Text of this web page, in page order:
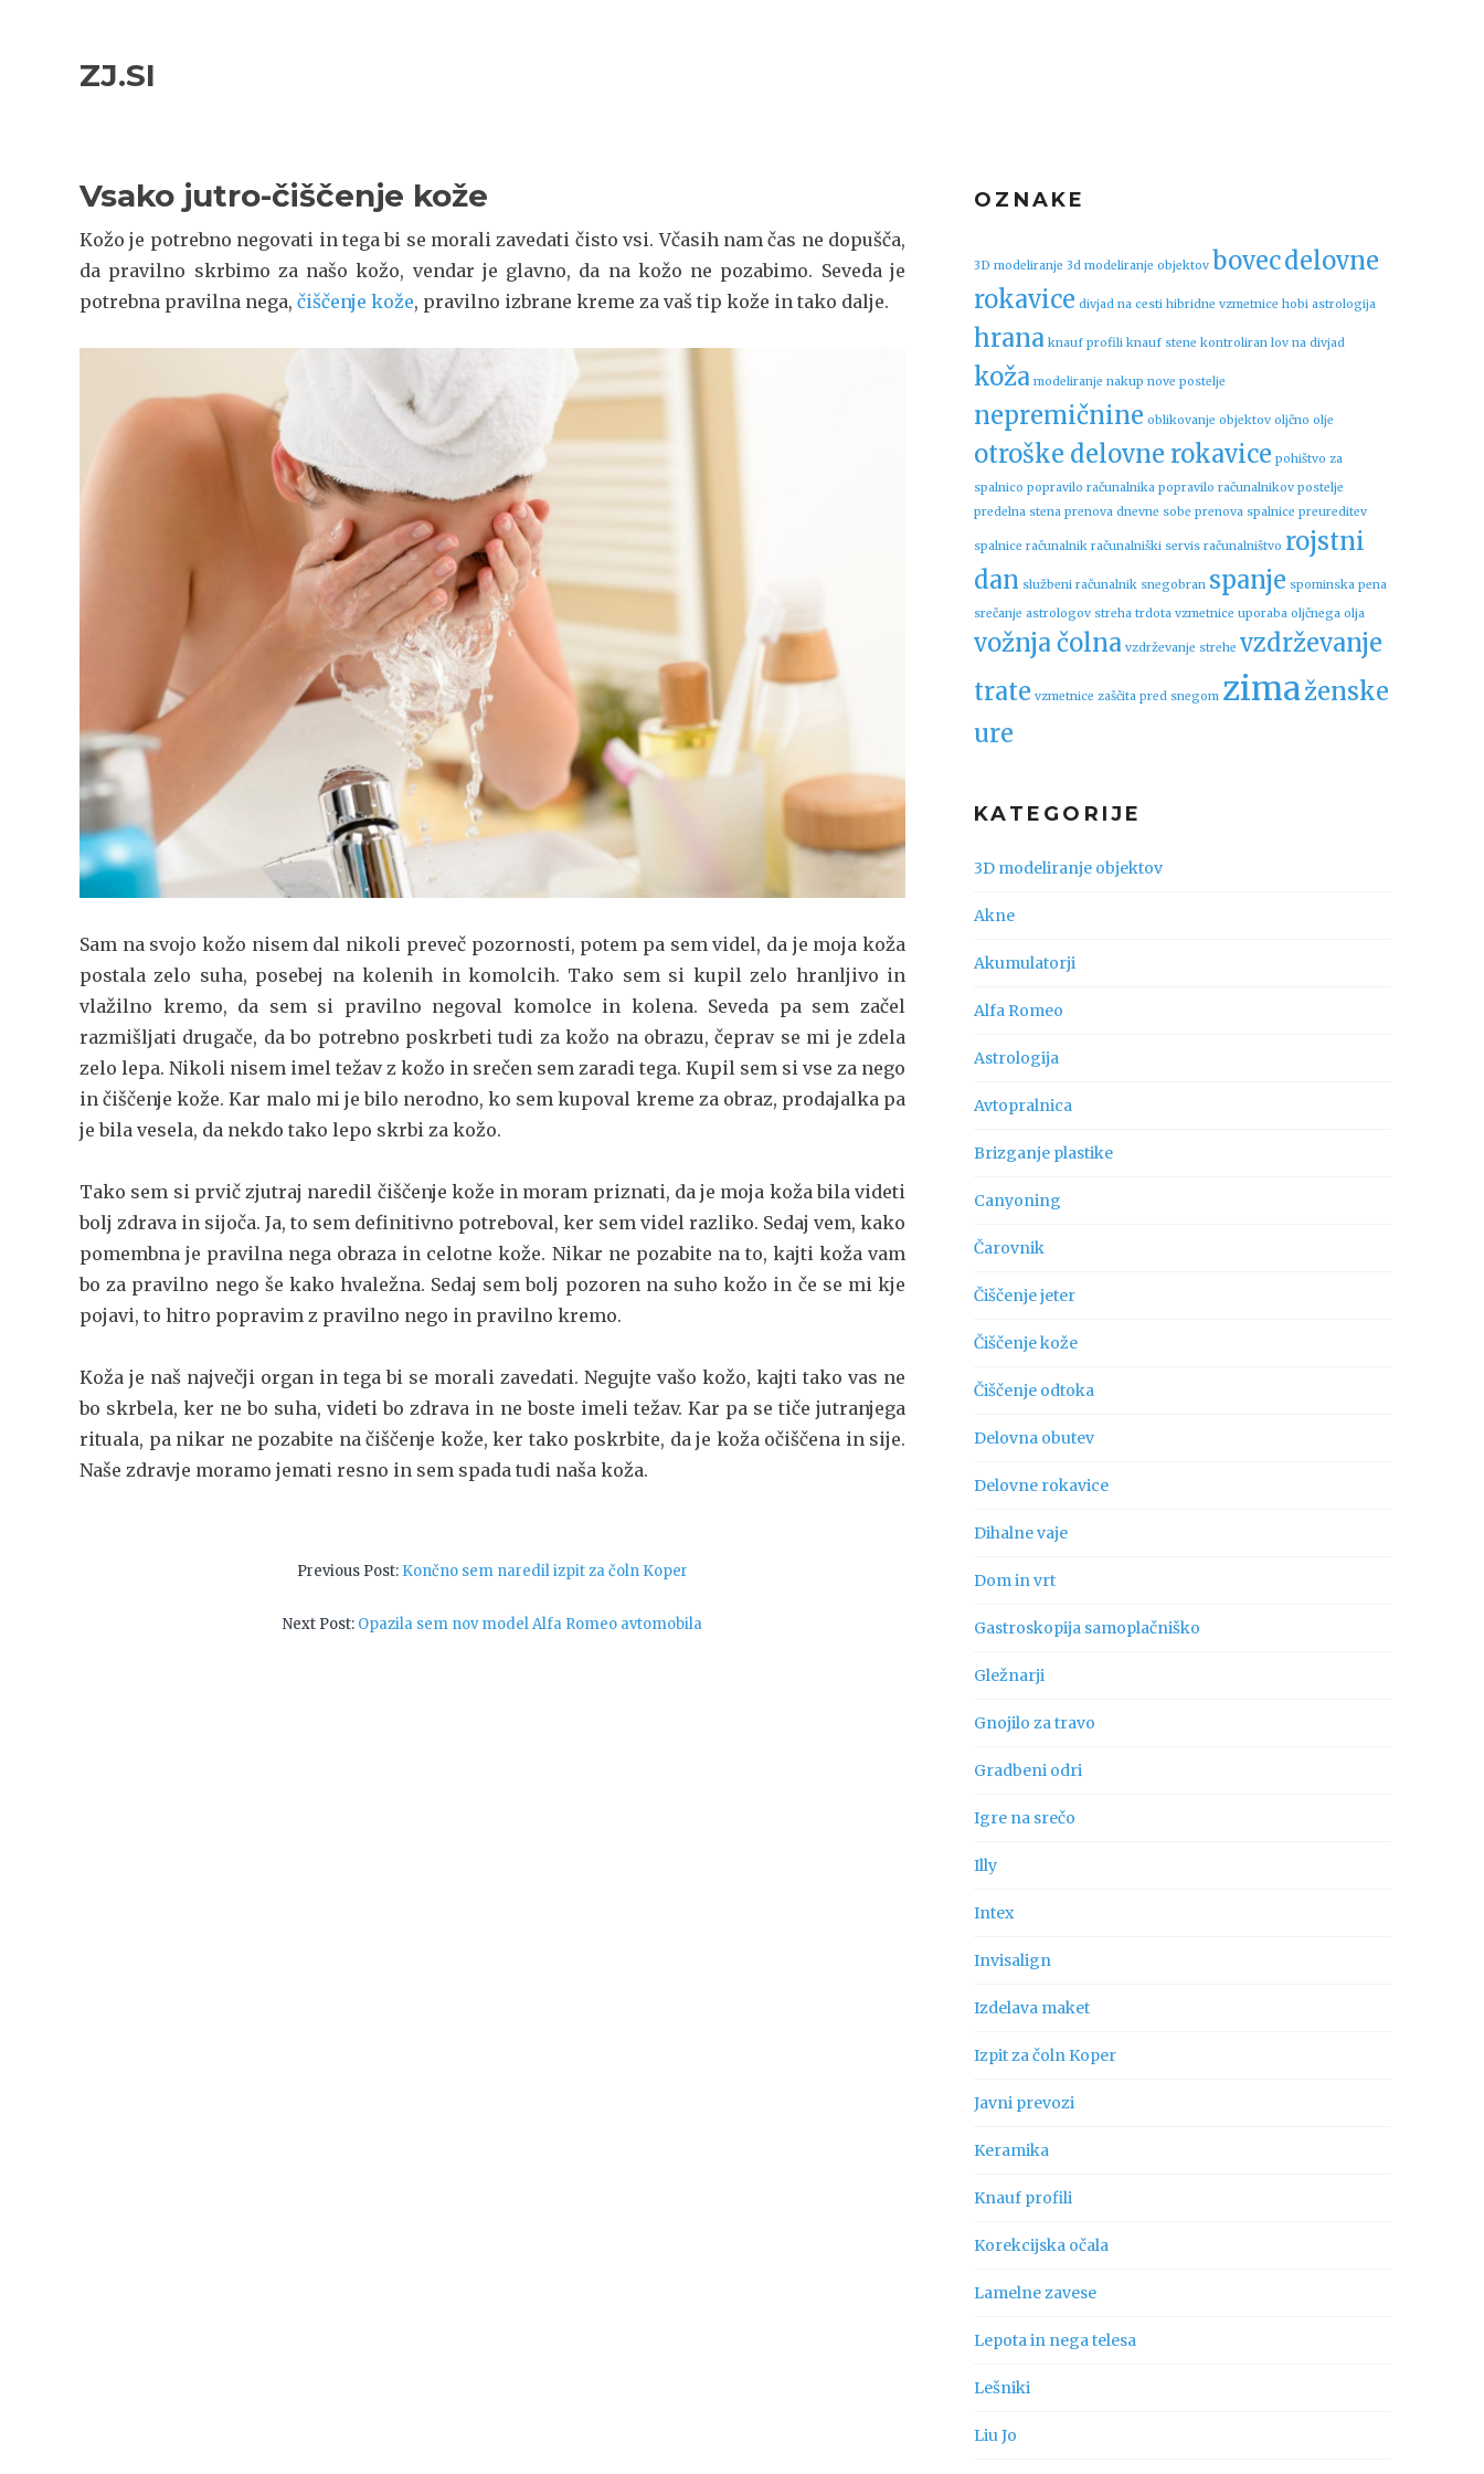
navigationZJ.SI
Vsako jutro-čiščenje kože
Kožo je potrebno negovati in tega bi se morali zavedati čisto vsi. Včasih nam čas ne dopušča,
da pravilno skrbimo za našo kožo, vendar je glavno, da na kožo ne pozabimo. Seveda je
potrebna pravilna nega, čiščenje kože, pravilno izbrane kreme za vaš tip kože in tako dalje.
Sam na svojo kožo nisem dal nikoli preveč pozornosti, potem pa sem videl, da je moja koža
postala zelo suha, posebej na kolenih in komolcih. Tako sem si kupil zelo hranljivo in
vlažilno kremo, da sem si pravilno negoval komolce in kolena. Seveda pa sem začel
razmišljati drugače, da bo potrebno poskrbeti tudi za kožo na obrazu, čeprav se mi je zdela
zelo lepa. Nikoli nisem imel težav z kožo in srečen sem zaradi tega. Kupil sem si vse za nego
in čiščenje kože. Kar malo mi je bilo nerodno, ko sem kupoval kreme za obraz, prodajalka pa
je bila vesela, da nekdo tako lepo skrbi za kožo.
Tako sem si prvič zjutraj naredil čiščenje kože in moram priznati, da je moja koža bila videti
bolj zdrava in sijoča. Ja, to sem definitivno potreboval, ker sem videl razliko. Sedaj vem, kako
pomembna je pravilna nega obraza in celotne kože. Nikar ne pozabite na to, kajti koža vam
bo za pravilno nego še kako hvaležna. Sedaj sem bolj pozoren na suho kožo in če se mi kje
pojavi, to hitro popravim z pravilno nego in pravilno kremo.
Koža je naš največji organ in tega bi se morali zavedati. Negujte vašo kožo, kajti tako vas ne
bo skrbela, ker ne bo suha, videti bo zdrava in ne boste imeli težav. Kar pa se tiče jutranjega
rituala, pa nikar ne pozabite na čiščenje kože, ker tako poskrbite, da je koža očiščena in sije.
Naše zdravje moramo jemati resno in sem spada tudi naša koža.
Previous Post: Previous
Končno sem naredil izpit za čoln Koper
Next Post: Next
Opazila sem nov model Alfa Romeo avtomobila
OZNAKE
3D modeliranje 3d modeliranje objektov bovecdelovne
rokavice divjad na cesti hibridne vzmetnice hobi astrologija
hrana knauf profili knauf stene kontroliran lov na divjad
koža modeliranje nakup nove postelje
nepremičnine oblikovanje objektov oljčno olje
otroške delovne rokavice pohištvo za
spalnico popravilo računalnika popravilo računalnikov postelje
predelna stena prenova dnevne sobe prenova spalnice preureditev
spalnice računalnik računalniški servis računalništvo rojstni
dan službeni računalnik snegobran spanje spominska pena
srečanje astrologov streha trdota vzmetnice uporaba oljčnega olja
vožnja čolna vzdrževanje strehe vzdrževanje
trate vzmetnice zaščita pred snegom zimaženske
ure
KATEGORIJE
3D modeliranje objektov
Akne
Akumulatorji
Alfa Romeo
Astrologija
Avtopralnica
Brizganje plastike
Canyoning
Čarovnik
Čiščenje jeter
Čiščenje kože
Čiščenje odtoka
Delovna obutev
Delovne rokavice
Dihalne vaje
Dom in vrt
Gastroskopija samoplačniško
Gležnarji
Gnojilo za travo
Gradbeni odri
Igre na srečo
Illy
Intex
Invisalign
Izdelava maket
Izpit za čoln Koper
Javni prevozi
Keramika
Knauf profili
Korekcijska očala
Lamelne zavese
Lepota in nega telesa
Lešniki
Liu Jo